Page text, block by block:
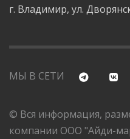
г. Владимир, ул.
МЫ В СЕТИ
© Вся информация,
компании ООО "Айди-